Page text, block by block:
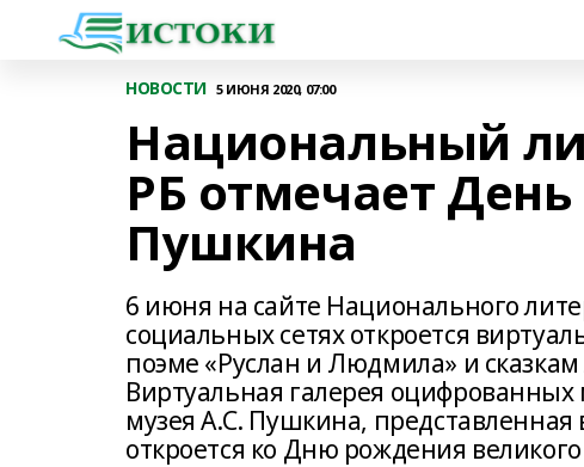
НОВОСТИ 5 ИЮНЯ 2020, 07:00
Национальный
РБ отмечает
Пушкина
6 июня на сайте Национального
социальных сетях откроется
поэме «Руслан и Людмила» и
Виртуальная галерея оцифрованных
музея А.С. Пушкина, представленная
откроется ко Дню рождения великого